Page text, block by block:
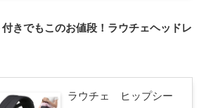
きでもこのお値段！ラウチェヘッドレ
ラウチェ ヒップシー